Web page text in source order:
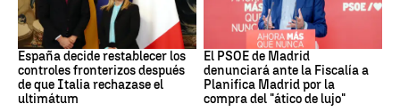
CRISIS MIGRATORIA
España decide restablecer los
controles fronterizos después
de que Italia rechazase el
ultimátum
PSOE MADRID
El PSOE de Madrid
denunciará ante la Fiscalía a
Planifica Madrid por la
compra del "ático de lujo"